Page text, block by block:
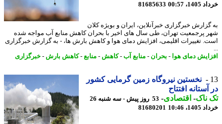
00:57
81685633
خبرگزاری خبرآنلاین، ایران و بویژه کلان
پرجمعیت تهران، طی سال های اخیر با بحران کاهش منابع آب مواجه شده
تغییرات اقلیمی، افزایش دمای هوا و کاهش بارش ها، - به گزارش خبرگزاری
دمای هوا-بحران- منابع آب- کاهش-منابع-کاهش بارش-خبرگزاری
نخستین نیروگاه زمین گرمایی کشور
افتتاح
-اقتصادی-
53 روز پیش - سه شنبه 26
10:46
81680201